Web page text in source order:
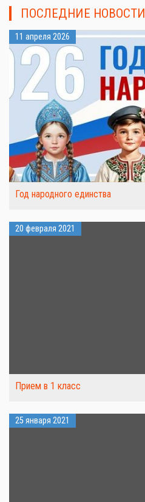
ПОСЛЕДНИЕ НОВОСТИ
11 апреля 2026
Год народного единства
20 февраля 2021
Прием в 1 класс
25 января 2021